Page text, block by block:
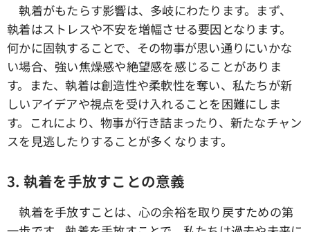
執着がもたらす影響は、多岐にわたります。まず、
執着はストレスや不安を増幅させる要因となります。
何かに固執することで、その物事が思い通りにいかな
い場合、強い焦燥感や絶望感を感じることがありま
す。また、執着は創造性や柔軟性を奪い、私たちが新
しいアイデアや視点を受け入れることを困難にしま
す。これにより、物事が行き詰まったり、新たなチャン
スを見逃したりすることが多くなります。
3. 執着を手放すことの意義
執着を手放すことは、心の余裕を取り戻すための第